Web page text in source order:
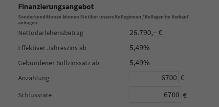
Finanzierungsangebot
Sonderkonditionen können Sie über unsere Kolleginnen / Kollegen im Verkauf
anfragen.
Nettodarlehensbetrag 26.790,– €
Effektiver Jahreszins 5,49%
Gebundener Sollzinssatz 5,49%
Anzahlung €
Schlussrate €